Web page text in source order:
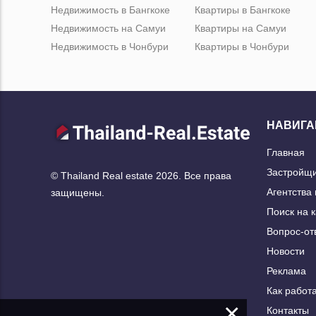
Недвижимость в Бангкоке
Недвижимость на Самуи
Недвижимость в Чонбури
Квартиры в Бангкоке
Квартиры на Самуи
Квартиры в Чонбури
© Thailand Real estate 2026. Все права
защищены.
Главная
Поиск на
Вопрос-
Новости
Реклама
Как
Контакты